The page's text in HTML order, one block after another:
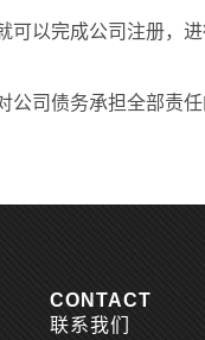
以完成公司注册，
司债务承担全部责任
CONTACT
联系我们